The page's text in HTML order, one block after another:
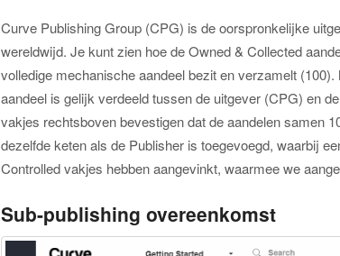
Curve Publishing Group (CPG) is de oorspronkelijke
wereldwijd. Je kunt zien hoe de Owned & Collected
volledige mechanische aandeel bezit en verzamelt
aandeel is gelijk verdeeld tussen de uitgever (CPG) en
vakjes rechtsboven bevestigen dat de aandelen samen
dezelfde keten als de Publisher is toegevoegd, waarbij
Controlled vakjes hebben aangevinkt, waarmee we
Sub-publishing overeenkomst